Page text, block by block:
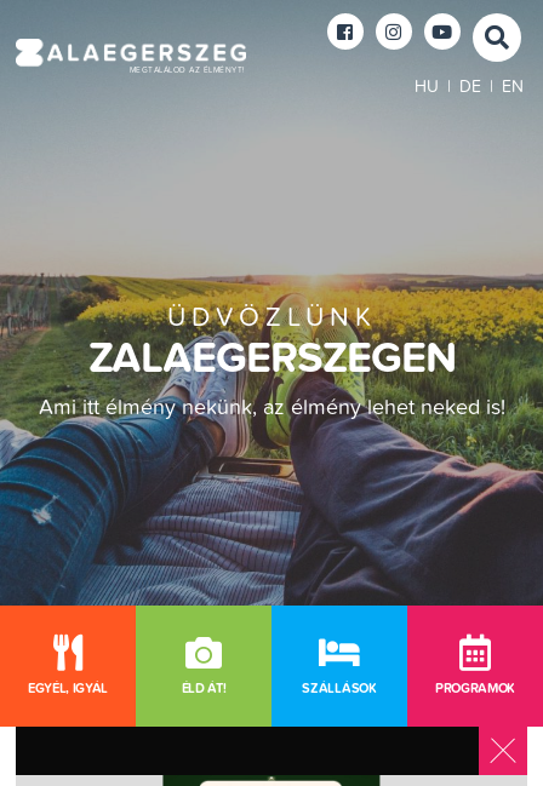
MEGTALÁLOD AZ ÉLMÉNYT!
HU DE EN
ÜDVÖZLÜNK
ZALAEGERSZEGEN
Ami itt élmény nekünk, az élmény lehet neked is!
EGYÉL, IGYÁL ÉLD ÁT! SZÁLLÁSOK PROGRAMOK